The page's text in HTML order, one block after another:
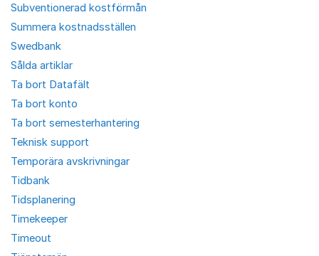
Subventionerad kostförmån
Summera kostnadsställen
Swedbank
Sålda artiklar
Ta bort Datafält
Ta bort konto
Ta bort semesterhantering
Teknisk support
Temporära avskrivningar
Tidbank
Tidsplanering
Timekeeper
Timeout